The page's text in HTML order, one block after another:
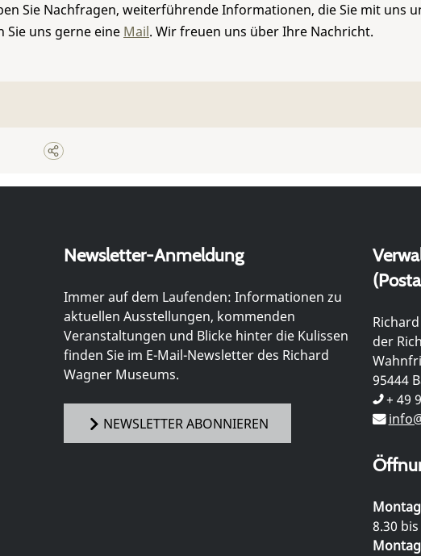
Sie Nachfragen, weiterführende Informationen, die Sie mit uns
Sie uns gerne eine Mail. Wir freuen uns über Ihre Nachricht.
Newsletter-Anmeldung
Immer auf dem Laufenden: Informationen zu
aktuellen Ausstellungen, kommenden
Veranstaltungen und Blicke hinter die Kulissen
finden Sie im E-Mail-Newsletter des Richard
Wagner Museums.
NEWSLETTER ABONNIEREN
der
95444
+ 49
8.30